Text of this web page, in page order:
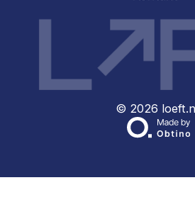
kunder opplever
som mulig. En